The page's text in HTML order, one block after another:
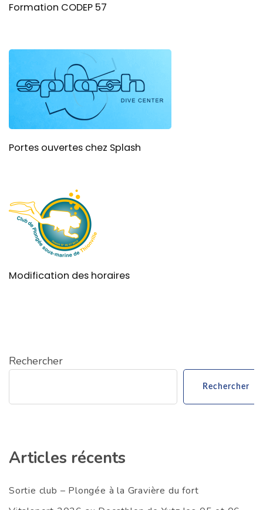
Formation CODEP 57
Portes ouvertes chez Splash
Modification des horaires
Rechercher
Rechercher
Articles récents
Sortie club – Plongée à la Gravière du fort